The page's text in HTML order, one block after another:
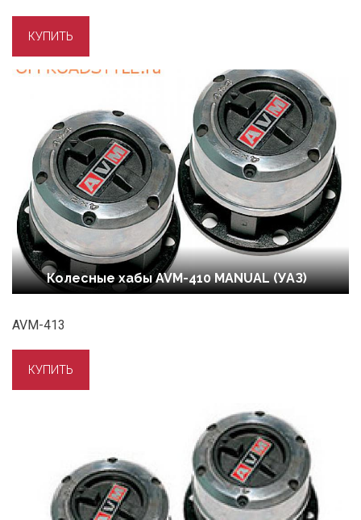
Колесные хабы AVM-410 MANUAL (УАЗ)
AVM-413